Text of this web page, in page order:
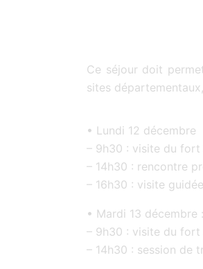
Ce séjour doit
sites
• Lundi 12 décembre
– 9h30 : visite du fort
– 14h30 : rencontre
– 16h30 : visite
• Mardi 13 décembre
– 9h30 : visite du fort
– 14h30 : session de